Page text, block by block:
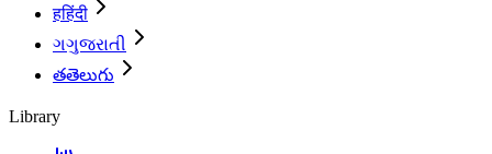
हहिंदी
ગગુજરાતી
తతెలుగు
Library